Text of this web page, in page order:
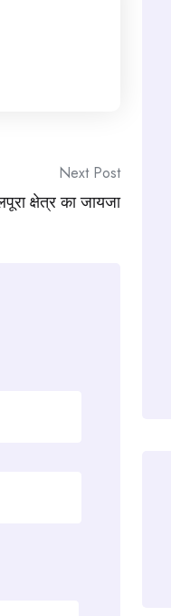
Next Post
क्षेत्र का जायजा